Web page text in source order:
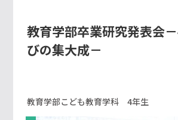
教育学部卒業研究発表会
びの集大成－
教育学部こども教育学科 4年生